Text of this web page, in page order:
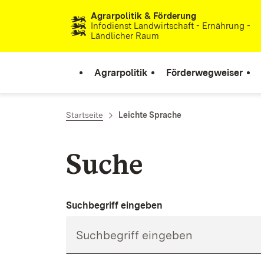
Zum Inhalt springenAgrarpolitik & Förderung
Infodienst Landwirtschaft - Ernährung -
Ländlicher Raum
Agrarpolitik Förderwegweiser
Startseite Leichte Sprache
Suche
Suchbegriff eingeben